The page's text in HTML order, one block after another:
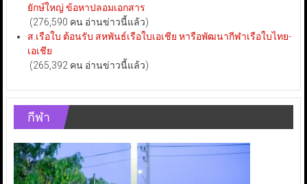
ยักษ์ใหญ่ ข้อหาปลอมเอกสาร
(276,590 คน อ่านข่าวนี้แล้ว)
ส.เรือใบ ต้อนรับ สหพันธ์เรือใบเอเชีย หารือพัฒนากีฬาเรือใบไทย-
เอเชีย
(265,392 คน อ่านข่าวนี้แล้ว)
กีฬา